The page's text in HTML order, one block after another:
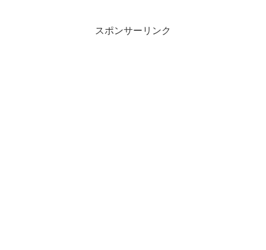
スポンサーリンク